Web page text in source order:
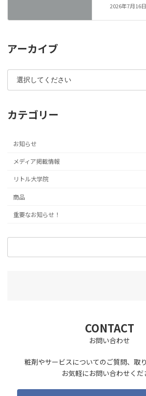
2026年7月16日
アーカイブ
カテゴリー
お知らせ
メディア掲載情報
リトル大学院
商品
重要なお知らせ！
CONTACT
お問い合わせ
粧剤やサービスについてのご質問、取
お気軽にお問い合わせくだ